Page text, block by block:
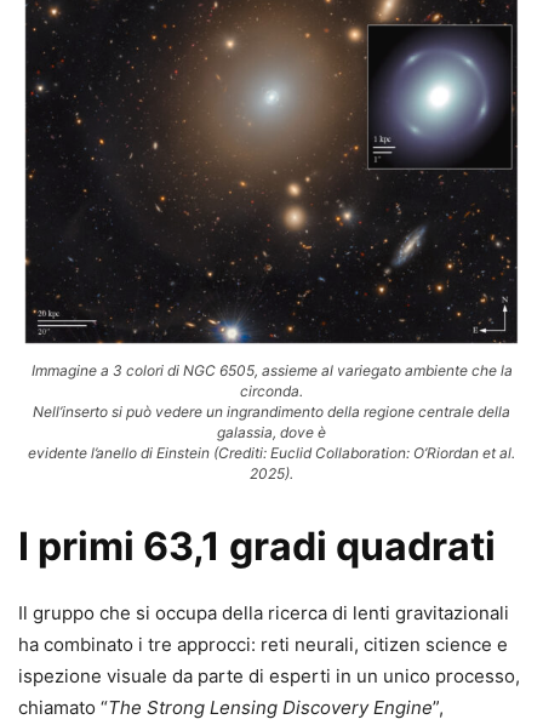
Immagine a 3 colori di NGC 6505, assieme al variegato ambiente che la
circonda.
Nell’inserto si può vedere un ingrandimento della regione centrale della
galassia, dove è
evidente l’anello di Einstein (Crediti: Euclid Collaboration: O’Riordan et al.
2025).
I primi 63,1 gradi quadrati
Il gruppo che si occupa della ricerca di lenti gravitazionali
ha combinato i tre approcci: reti neurali, citizen science e
ispezione visuale da parte di esperti in un unico processo,
chiamato “The Strong Lensing Disco­very Engine”,